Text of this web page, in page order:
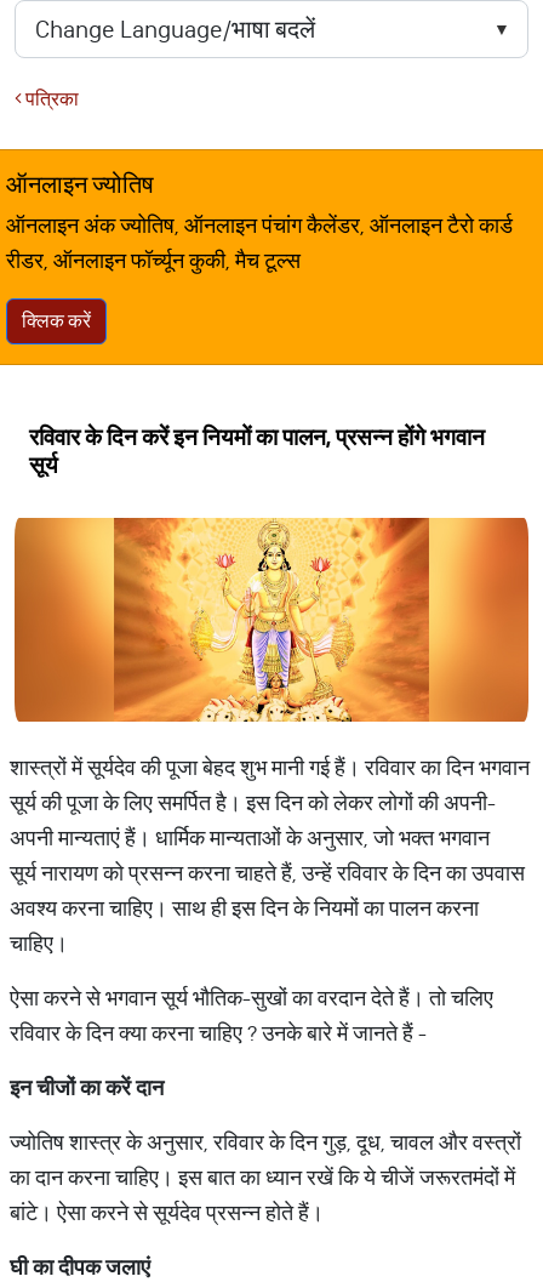
पत्रिका
ऑनलाइन ज्योतिष
ऑनलाइन अंक ज्योतिष, ऑनलाइन पंचांग कैलेंडर, ऑनलाइन टैरो कार्ड
रीडर, ऑनलाइन फॉर्च्यून कुकी, मैच टूल्स
क्लिक करें
रविवार के दिन करें इन नियमों का पालन, प्रसन्न होंगे भगवान
सूर्य
शास्त्रों में सूर्यदेव की पूजा बेहद शुभ मानी गई हैं। रविवार का दिन भगवान
सूर्य की पूजा के लिए समर्पित है। इस दिन को लेकर लोगों की अपनी-
अपनी मान्यताएं हैं। धार्मिक मान्यताओं के अनुसार, जो भक्त भगवान
सूर्य नारायण को प्रसन्न करना चाहते हैं, उन्हें रविवार के दिन का उपवास
अवश्य करना चाहिए। साथ ही इस दिन के नियमों का पालन करना
चाहिए।
ऐसा करने से भगवान सूर्य भौतिक-सुखों का वरदान देते हैं। तो चलिए
रविवार के दिन क्या करना चाहिए ? उनके बारे में जानते हैं -
इन चीजों का करें दान
ज्योतिष शास्त्र के अनुसार, रविवार के दिन गुड़, दूध, चावल और वस्त्रों
का दान करना चाहिए। इस बात का ध्यान रखें कि ये चीजें जरूरतमंदों में
बांटे। ऐसा करने से सूर्यदेव प्रसन्न होते हैं।
घी का दीपक जलाएं